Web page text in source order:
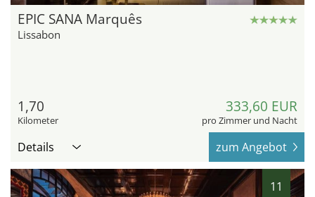
EPIC SANA Marquês
Lissabon
1,70
Kilometer
333,60 EUR
pro Zimmer und Nacht
Details zum Angebot
11